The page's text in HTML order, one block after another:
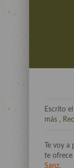
Escrito el
más ,
Te voy a
te ofrece
Sanz.